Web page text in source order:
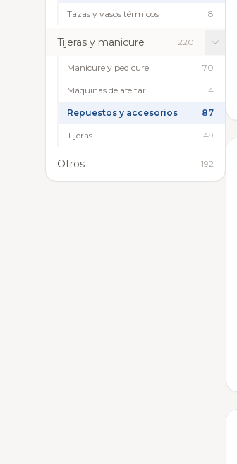
Tazas y vasos térmicos 8
Tijeras y manicure 220
Manicure y pedicure 70
Máquinas de afeitar 14
Repuestos y accesorios 87
Tijeras 49
Otros 192